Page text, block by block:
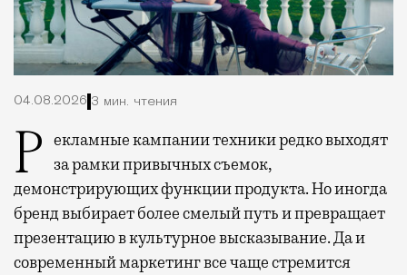
04.08.2026 3 мин. чтения
Рекламные кампании техники редко выходят
за рамки привычных съемок,
демонстрирующих функции продукта. Но иногда
бренд выбирает более смелый путь и превращает
презентацию в культурное высказывание. Да и
современный маркетинг все чаще стремится